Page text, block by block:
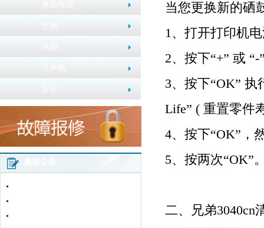
当您更换新的硒
1、打开打印机
2、按下“+” 或 “-
3、按下“OK” 执
Life” ( 重置零件
4、按下“OK” ，
5、按两次“OK”
二、兄弟3040cn